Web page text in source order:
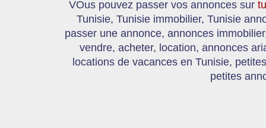
VOus pouvez passer vos annonces sur
Tunisie, Tunisie immobilier, Tunisie
passer une annonce, annonces
vendre, acheter, location, annonces
locations de vacances en Tunisie,
petites